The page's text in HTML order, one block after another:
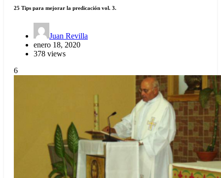
25 Tips para mejorar la predicación vol. 3.
Juan Revilla
enero 18, 2020
378 views
6